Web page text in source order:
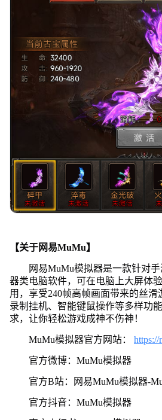
【关于网易MuMu】
网易MuMu模拟器是一款针对
器类电脑软件，可在电脑上大屏体
用，享受240帧高帧画面带来的丝
录制挂机、智能键鼠操作等多样功
求，让你轻松游戏成神不伤神！
MuMu模拟器官方网站： https://
官方微博：MuMu模拟器
官方B站：网易MuMu模拟器-
官方抖音：MuMu模拟器